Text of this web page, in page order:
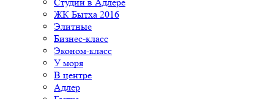
ЖК Бытха 2016
Элитные
Бизнес-класс
Эконом-класс
У моря
В центре
Адлер